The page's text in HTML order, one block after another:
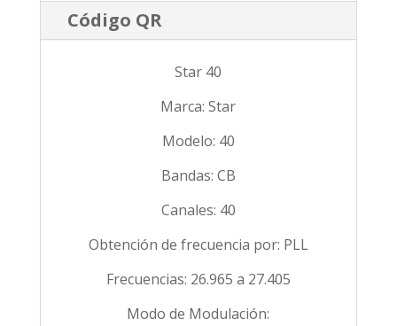
Código QR
Star 40
Marca: Star
Modelo: 40
Bandas: CB
Canales: 40
Obtención de frecuencia por: PLL
Frecuencias: 26.965 a 27.405
Modo de Modulación: